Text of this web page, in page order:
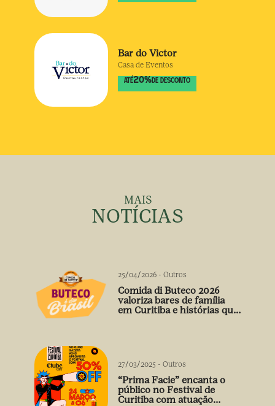
Bar do Victor
Casa de Eventos
ATÉ20% DE DESCONTO
MAIS
NOTÍCIAS
25/04/2026 - Outros
Comida di Buteco 2026
valoriza bares de família
em Curitiba e histórias que
27/03/2025 - Outros
“Prima Facie” encanta o
público no Festival de
Curitiba com atuação